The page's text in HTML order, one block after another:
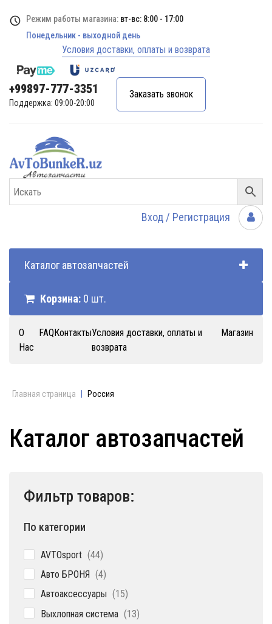
Режим работы магазина: вт-вс: 8:00 - 17:00
Понедельник - выходной день
Условия доставки, оплаты и возврата
+99897-777-3351
Поддержка: 09:00-20:00
Заказать звонок
Вход / Регистрация
Каталог автозапчастей
Корзина: 0 шт.
О
Нас
FAQКонтактыУсловия доставки, оплаты и
возврата
Магазин
Главная страница Россия
Каталог автозапчастей
Фильтр товаров:
По категории
AVTOsport 4444
Авто БРОНЯ 44
Автоаксессуары 1515
Выхлопная система 1313